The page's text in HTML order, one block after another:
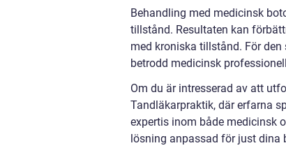
Behandling med medicinsk
tillstånd. Resultaten kan
med kroniska tillstånd. För
betrodd medicinsk
Om du är intresserad av att
Tandläkarpraktik, där erfarna
expertis inom både medicinsk
lösning anpassad för just dina